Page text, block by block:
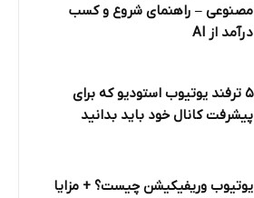
مصنوعی – راهنمای شروع و کسب
درآمد از AI
۵ ترفند یوتیوب استودیو که برای
پیشرفت کانال خود باید بدانید
یوتیوب وریفیکیشن چیست؟ + مزایا